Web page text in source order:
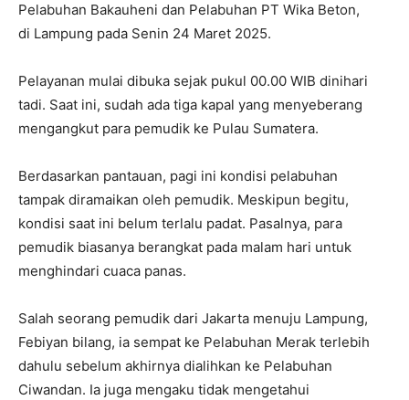
Pelabuhan Bakauheni dan Pelabuhan PT Wika Beton,
di Lampung pada Senin 24 Maret 2025.
Pelayanan mulai dibuka sejak pukul 00.00 WIB dinihari
tadi. Saat ini, sudah ada tiga kapal yang menyeberang
mengangkut para pemudik ke Pulau Sumatera.
Berdasarkan pantauan, pagi ini kondisi pelabuhan
tampak diramaikan oleh pemudik. Meskipun begitu,
kondisi saat ini belum terlalu padat. Pasalnya, para
pemudik biasanya berangkat pada malam hari untuk
menghindari cuaca panas.
Salah seorang pemudik dari Jakarta menuju Lampung,
Febiyan bilang, ia sempat ke Pelabuhan Merak terlebih
dahulu sebelum akhirnya dialihkan ke Pelabuhan
Ciwandan. Ia juga mengaku tidak mengetahui